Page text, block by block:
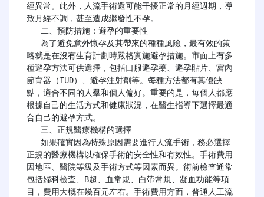
經異常。此外，人流手術還可能干擾正常的月經週期，導
致月經不調，甚至造成繼發性不孕。
略就是在沒有生育計劃時嚴格實施避孕措施。市面上有多
種避孕方法可供選擇，包括口服避孕藥、避孕貼片、宮內
節育器（IUD）、避孕注射劑等。每種方法都有其優缺
點，適合不同的人羣和個人偏好。重要的是，每個人都應
根據自己的生活方式和健康狀況，在醫生指導下選擇最適
合自己的避孕方式。
正規的醫療機構以確保手術的安全性和有效性。手術費用
因地區、醫院等級及手術方式等因素而異。術前檢查通常
包括婦科檢查、B超、血常規、白帶常規、凝血功能等項
目，費用大概在幾百元左右。手術費用方面，普通人工流